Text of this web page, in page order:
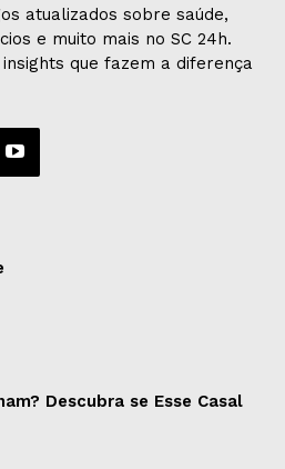
atualizados sobre saúde,
e muito mais no SC 24h.
que fazem a diferença
Descubra se Esse Casal